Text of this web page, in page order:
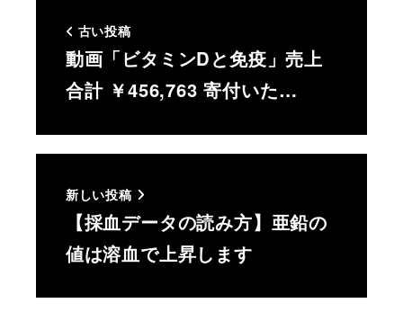
古い投稿
動画「ビタミンDと免疫」売上
合計 ￥456,763 寄付いた…
新しい投稿
【採血データの読み方】亜鉛の
値は溶血で上昇します